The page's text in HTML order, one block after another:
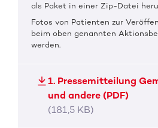
als Paket in einer Zip-Datei
Fotos von Patienten zur
beim oben genannten
werden.
1. Pressemitteilung
und andere (PDF)
(181,5 KB)